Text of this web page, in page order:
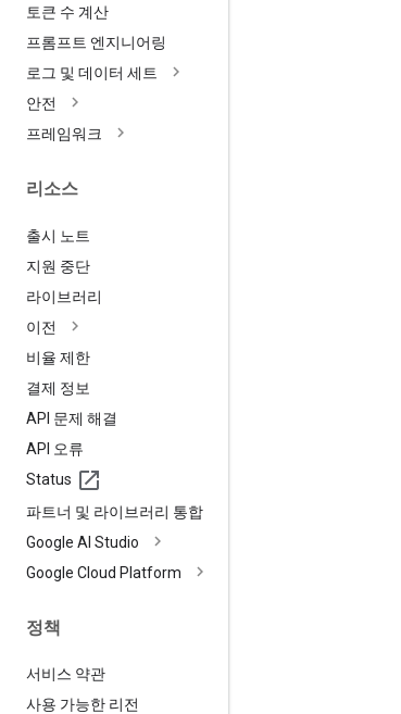
토큰 수 계산
프롬프트 엔지니어링
로그 및 데이터 세트
안전
프레임워크
리소스
출시 노트
지원 중단
라이브러리
이전
비율 제한
결제 정보
API 문제 해결
API 오류
Status
파트너 및 라이브러리 통합
Google AI Studio
Google Cloud Platform
정책
서비스 약관
사용 가능한 리전